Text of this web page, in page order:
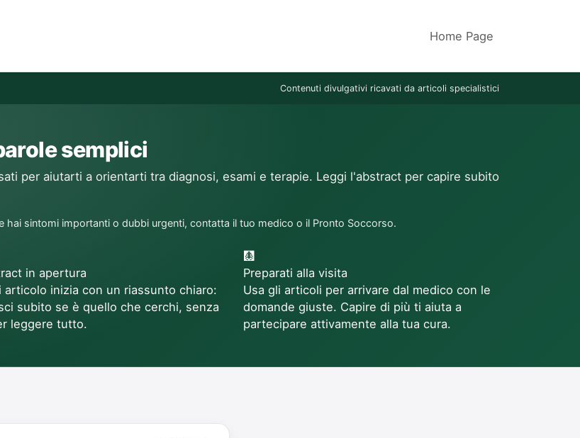
Home Page
Contenuti divulgativi ricavati da articoli specialistici
semplici
per aiutarti a orientarti tra diagnosi, esami e terapie. Leggi l'abstract per capire subito
hai sintomi importanti o dubbi urgenti, contatta il tuo medico o il Pronto Soccorso.
in apertura
articolo inizia con un riassunto chiaro:
subito se è quello che cerchi, senza
leggere tutto.
🩻
Preparati alla visita
Usa gli articoli per arrivare dal medico con le
domande giuste. Capire di più ti aiuta a
partecipare attivamente alla tua cura.